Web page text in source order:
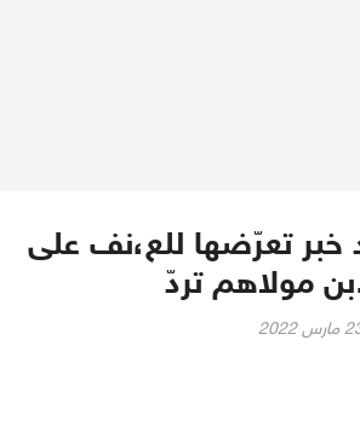
خبر تعرّضها للع،نف على
مولاهم تردّ
2022